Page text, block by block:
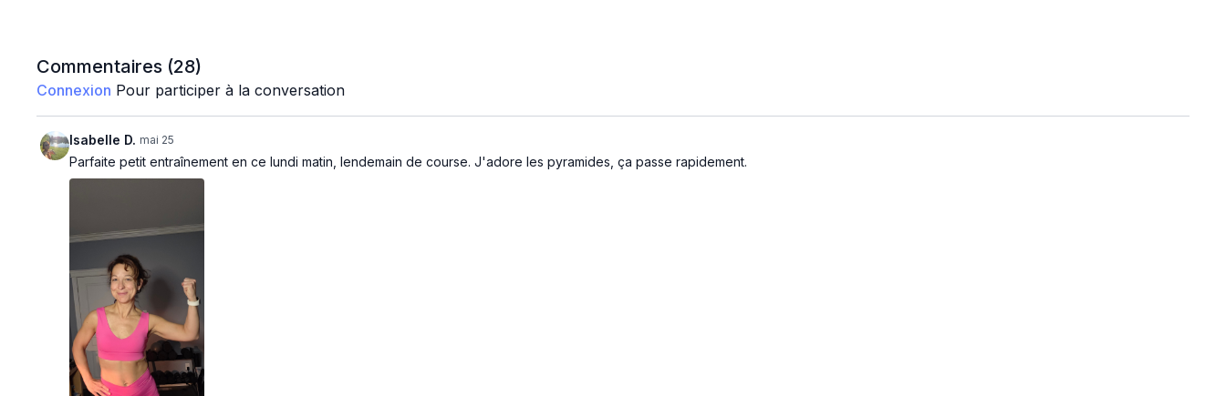
Plank shoulder tap
Commentaires (28)
Connexion Pour participer à la conversation
Isabelle D. mai 25
Parfaite petit entraînement en ce lundi matin, lendemain de course. J'adore les pyramides, ça passe rapidement.